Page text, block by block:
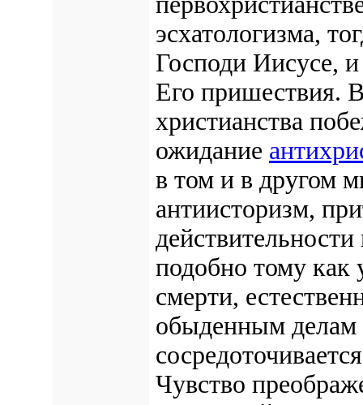
эсхатологизма,
Господи Иисусе,
Его пришествия.
христианства
ожидание
в том и в другом
антиисторизм,
подобно тому как
смерти,
обыденным делам
Чувство